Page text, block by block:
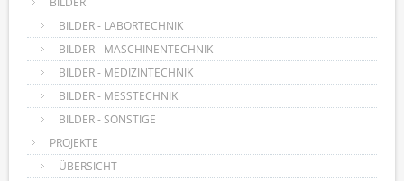
BILDER - LABORTECHNIK
BILDER - MASCHINENTECHNIK
BILDER - MEDIZINTECHNIK
BILDER - MESSTECHNIK
BILDER - SONSTIGE
PROJEKTE
ÜBERSICHT